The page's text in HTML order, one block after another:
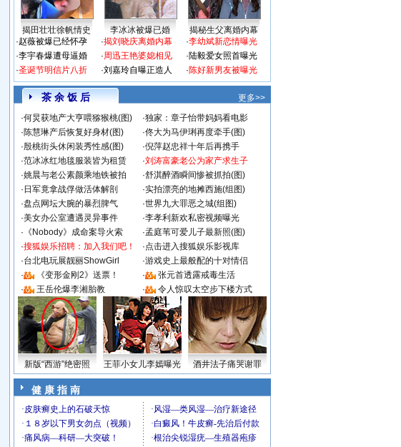
揭田壮壮徐帆情史 李冰冰被爆已婚
揭秘生父离婚内幕
·赵薇被爆已经怀孕
·李宇春爆遭母逼婚
·圣诞节明信片八折
·揭刘晓庆离婚内幕
·周迅王艳婆媳相见
·刘嘉玲自曝正造人
·李幼斌新恋情曝光
·陆毅爱女照首曝光
·陈好新男友被曝光
茶 余 饭 后
更多>>
·何炅获地产大亨喂猕猴桃(图) ·独家：章子怡带妈妈看电影
·陈慧琳产后恢复好身材(图) ·佟大为马伊琍再度牵手(图)
·殷桃街头休闲装秀性感(图) ·倪萍赵忠祥十年后再携手
·范冰冰红地毯服装皆为租赁 ·刘涛富豪老公为家产求生子
·姚晨与老公素颜乘地铁被拍 ·舒淇醉酒瞬间惨被抓拍(图)
· 日军竟拿战俘做活体解剖 ·实拍漂亮的地摊西施(组图)
·盘点网坛大腕的暴烈脾气 ·世界九大罪恶之城(组图)
·美女办公室遭遇灵异事件 ·李孝利新欢私密视频曝光
· 《Nobody》成命案导火索 ·孟庭苇可爱儿子最新照(图)
·搜狐娱乐招聘：加入我们吧！ ·点击进入搜狐娱乐影视库
·台北电玩展靓丽ShowGirl ·游戏史上最般配的十对情侣
·
《变形金刚2》送票！ ·
张元首透露戒毒生活
·
王岳伦爆李湘胎教 · 令人惊叹太空步下楼方式
新版“西游”绝密照 王菲小女儿李嫣曝光 酒井法子痛哭谢罪
健 康 指 南